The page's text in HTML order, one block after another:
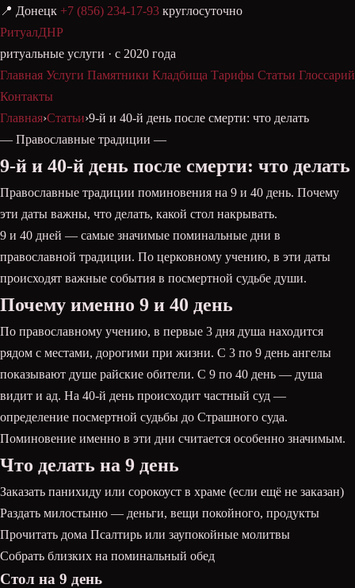
📍 Донецк +7 (856) 234-17-93 круглосуточно
РитуалДНР
ритуальные услуги · с 2020 года
Главная Услуги Памятники Кладбища Тарифы Статьи Глоссарий
Контакты
Главная›Статьи›9-й и 40-й день после смерти: что делать
— Православные традиции —
9-й и 40-й день после смерти: что делать
Православные традиции поминовения на 9 и 40 день. Почему
эти даты важны, что делать, какой стол накрывать.
9 и 40 дней — самые значимые поминальные дни в
православной традиции. По церковному учению, в эти даты
происходят важные события в посмертной судьбе души.
Почему именно 9 и 40 день
По православному учению, в первые 3 дня душа находится
рядом с местами, дорогими при жизни. С 3 по 9 день ангелы
показывают душе райские обители. С 9 по 40 день — душа
видит и ад. На 40-й день происходит частный суд —
определение посмертной судьбы до Страшного суда.
Поминовение именно в эти дни считается особенно значимым.
Что делать на 9 день
Заказать панихиду или сорокоуст в храме (если ещё не заказан)
Раздать милостыню — деньги, вещи покойного, продукты
Прочитать дома Псалтирь или заупокойные молитвы
Собрать близких на поминальный обед
Стол на 9 день